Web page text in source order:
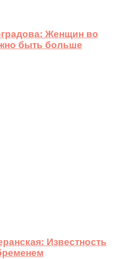
Женщин во
быть больше
Известность